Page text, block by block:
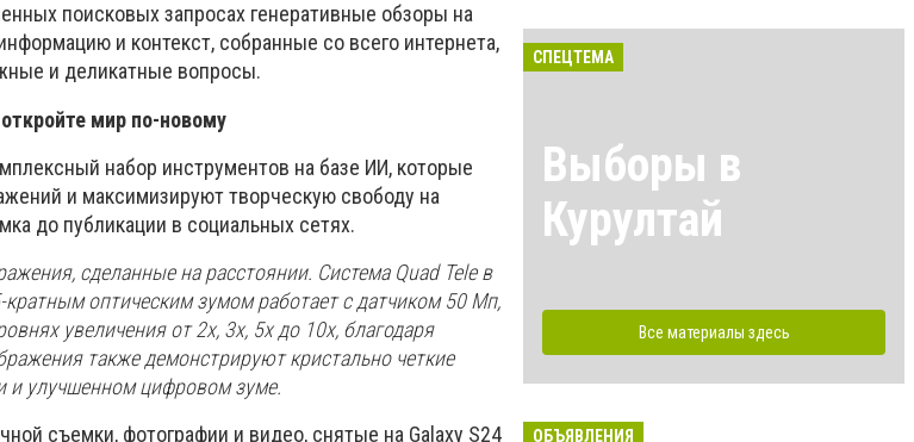
поисковых запросах генеративные обзоры на
и контекст, собранные со всего интернета,
и деликатные вопросы.
мир по-новому
набор инструментов на базе ИИ, которые
и максимизируют творческую свободу на
до публикации в социальных сетях.
сделанные на расстоянии. Система Quad Tele в
оптическим зумом работает с датчиком 50 Мп,
увеличения от 2x, 3x, 5x до 10x, благодаря
также демонстрируют кристально четкие
и улучшенном цифровом зуме.
съемки, фотографии и видео, снятые на Galaxy S24
СПЕЦТЕМА
Выборы в
Курултай
Все материалы здесь
ОБЪЯВЛЕНИЯ